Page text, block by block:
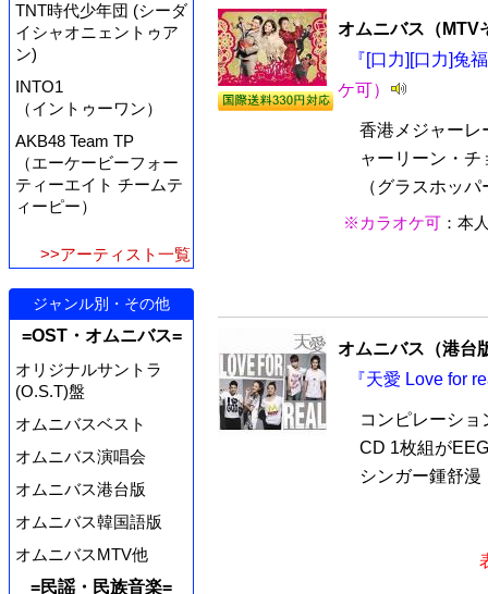
TNT時代少年団 (シーダ
イシャオニェントゥア
ン)
INTO1
（イントゥーワン）
AKB48 Team TP
（エーケービーフォー
ティーエイト チームテ
ィーピー）
>>アーティスト一覧
ジャンル別・その他
=OST・オムニバス=
オリジナルサントラ
(O.S.T)盤
オムニバスベスト
オムニバス演唱会
オムニバス港台版
オムニバス韓国語版
オムニバスMTV他
=民謡・民族音楽=
オムニバス（MTV
『[口力][口力]兔
ケ可）
香港メジャーレ
ャーリーン・
（グラスホッ
※カラオケ可 ：本
オムニバス（港台
『天愛 Love for
コンピレーシ
CD 1枚組が
シンガー鍾舒